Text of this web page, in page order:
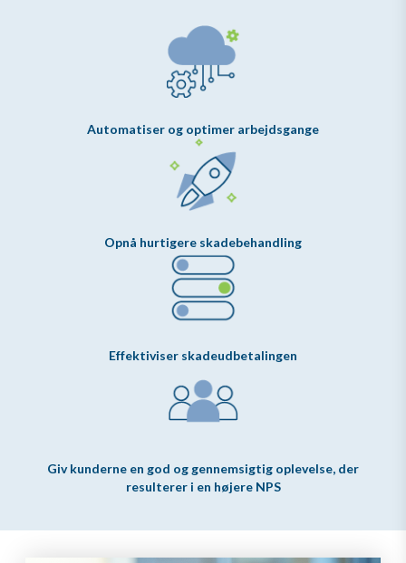
Automatiser og optimer arbejdsgange
Opnå hurtigere skadebehandling
Effektiviser skadeudbetalingen
Giv kunderne en god og gennemsigtig oplevelse, der
resulterer i en højere NPS